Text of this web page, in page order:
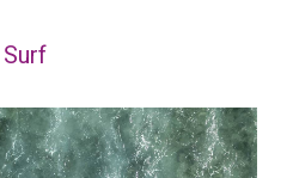
Surf